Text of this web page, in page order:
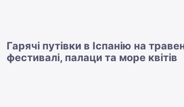
Гарячі путівки в Іспанію на
фестивалі, палаци та море квітів